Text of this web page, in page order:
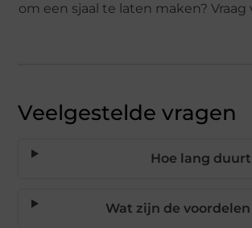
om een sjaal te laten maken?
Veelgestelde vragen
Hoe lang
Wat zijn de